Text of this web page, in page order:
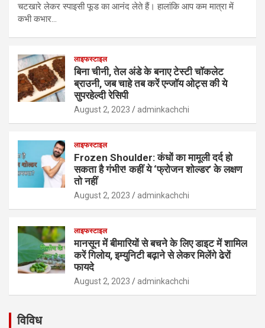
चटखारे लेकर स्पाइसी फूड का आनंद लेते हैं। हालांकि आप कम मात्रा में
कभी कभार…
लाइफस्टाइल
बिना चीनी, तेल अंडे के बनाए टेस्टी चॉकलेट
ब्राउनी, जब चाहे तब करें एन्जॉय ओट्स की ये
सुपरहेल्दी रेसिपी
August 2, 2023 adminkachchi
लाइफस्टाइल
Frozen Shoulder: कंधों का मामूली दर्द हो
सकता है गंभीर! कहीं ये ‘फ्रोजन शोल्डर’ के लक्षण
तो नहीं
August 2, 2023 adminkachchi
लाइफस्टाइल
मानसून में बीमारियों से बचने के लिए डाइट में शामिल
करें गिलोय, इम्युनिटी बढ़ाने से लेकर मिलेंगे ढेरों
फायदे
August 2, 2023 adminkachchi
विविध